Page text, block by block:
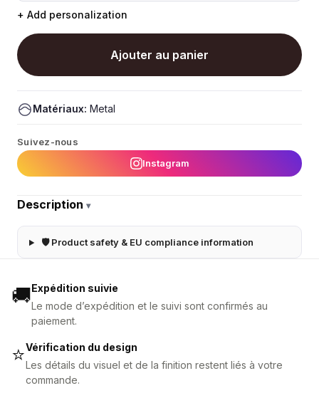
+ Add personalization
Ajouter au panier
Matériaux: Metal
Suivez-nous
Instagram
Description ▾
🛡 Product safety & EU compliance information
🚚Expédition suivie
Le mode d’expédition et le suivi sont confirmés au
paiement.
⭐Vérification du design
Les détails du visuel et de la finition restent liés à votre
commande.